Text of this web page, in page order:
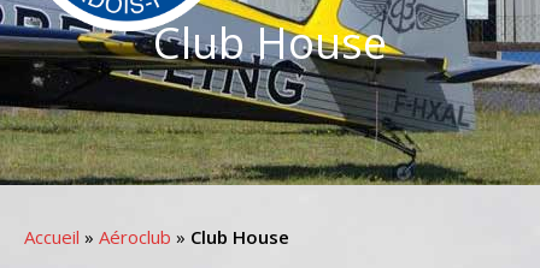
Club House
Accueil » Aéroclub » Club House